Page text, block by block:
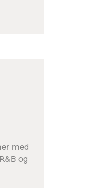
med
og